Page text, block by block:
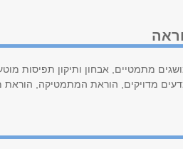
מתמטיים, אבחון ותיקון תפיסות
מדויקים, הוראת המתמטיקה, הוראת